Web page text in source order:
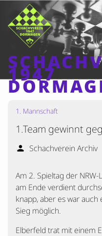
1947
Home
Beiträge
Mannschaften
Termine
Verschiedenes
Kontakt
1. Mannschaft
1.Team gewinnt
person Schachverein Archiv
Am 2. Spieltag der
am Ende verdient
knapp, aber es war
Sieg möglich.
Elberfeld trat mit einem